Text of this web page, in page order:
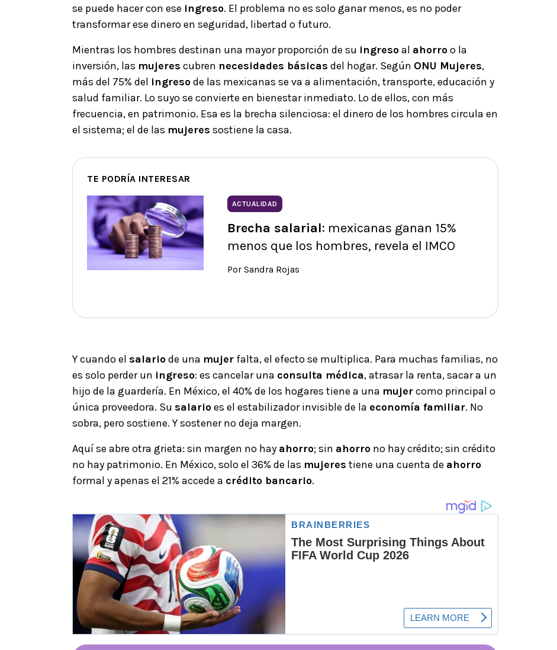
se puede hacer con ese ingreso. El problema no es solo ganar menos, es no poder
transformar ese dinero en seguridad, libertad o futuro.
Mientras los hombres destinan una mayor proporción de su ingresoal ahorroo la
inversión, las mujeres cubren necesidades básicas del hogar. Según ONU Mujeres,
más del 75% del ingresode las mexicanas se va a alimentación, transporte, educación y
salud familiar. Lo suyo se convierte en bienestar inmediato. Lo de ellos, con más
frecuencia, en patrimonio. Esa es la brecha silenciosa: el dinero de los hombres circula en
el sistema; el de las mujeres sostiene la casa.
TE PODRÍA INTERESAR
ACTUALIDAD
Brecha salarial: mexicanas ganan 15%
menos que los hombres, revela el IMCO
Por Sandra Rojas
Y cuando el salariode una mujer falta, el efecto se multiplica. Para muchas familias, no
es solo perder un ingreso: es cancelar una consulta médica, atrasar la renta, sacar a un
hijo de la guardería. En México, el 40% de los hogares tiene a una mujercomo principal o
única proveedora. Su salarioes el estabilizador invisible de la economía familiar. No
sobra, pero sostiene. Y sostener no deja margen.
Aquí se abre otra grieta: sin margen no hay ahorro; sin ahorro no hay crédito; sin crédito
no hay patrimonio. En México, solo el 36% de las mujeres tiene una cuenta de ahorro
formal y apenas el 21% accede a crédito bancario.